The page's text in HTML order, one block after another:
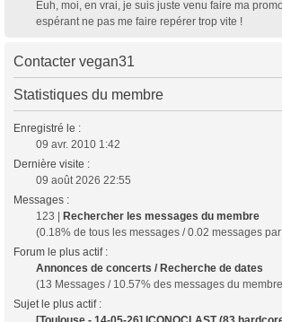
Euh, moi, en vrai, je suis juste venu faire ma
espérant ne pas me faire repérer trop vite !
Contacter vegan31
Statistiques du membre
Enregistré le :
09 avr. 2010 1:42
Dernière visite :
09 août 2026 22:55
Messages :
123 | Rechercher les messages du membre
(0.18% de tous les messages / 0.02 messages
Forum le plus actif :
Annonces de concerts / Recherche de dates
(13 Messages / 10.57% des messages du
Sujet le plus actif :